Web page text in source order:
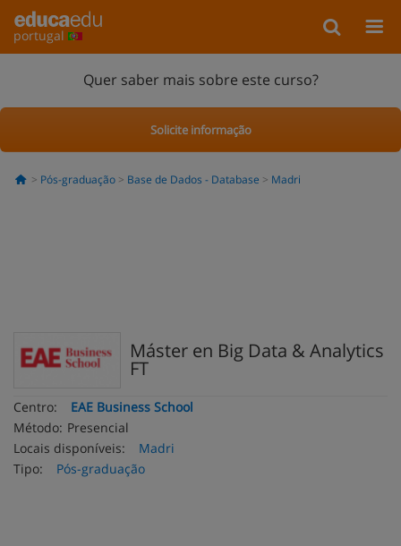
portugal
Quer saber mais sobre este curso?
Solicite informação
Pós-graduação Base de Dados - Database Madri
Máster en Big Data & Analytics
FT
Centro:
EAE Business School
Método: Presencial
Locais disponíveis:
Madri
Tipo:
Pós-graduação